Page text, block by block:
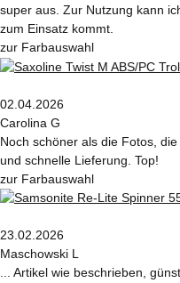
super aus. Zur Nutzung kann
zum Einsatz kommt.
zur Farbauswahl
02.04.2026
Carolina G
Noch schöner als die Fotos,
und schnelle Lieferung. Top!
zur Farbauswahl
23.02.2026
Maschowski L
... Artikel wie beschrieben,